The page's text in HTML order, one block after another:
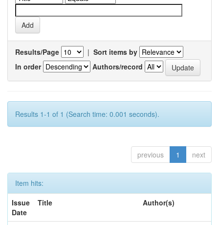
Results/Page | Sort items by
In order
Authors/record
Results 1-1 of 1 (Search time: 0.001 seconds).
previous 1 next
Item hits:
Issue
Date
Title Author(s)